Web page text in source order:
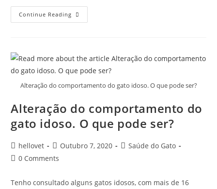
Continue Reading
Alteração do comportamento do gato idoso. O que pode ser?
Alteração do comportamento do
gato idoso. O que pode ser?
hellovet Outubro 7, 2020
Saúde do Gato
0 Comments
Tenho consultado alguns gatos idosos, com mais de 16